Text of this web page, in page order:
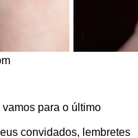
para o último
convidados, lembretes